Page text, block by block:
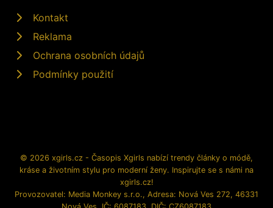
Kontakt
Reklama
Ochrana osobních údajů
Podmínky použití
© 2026 xgirls.cz - Časopis Xgirls nabízí trendy články o módě,
kráse a životním stylu pro moderní ženy. Inspirujte se s námi na
xgirls.cz!
Provozovatel: Media Monkey s.r.o., Adresa: Nová Ves 272, 46331